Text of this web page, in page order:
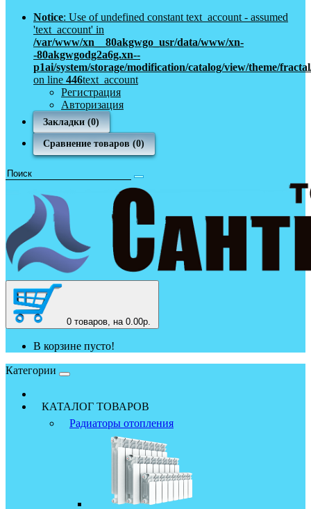
Notice: Use of undefined constant text_account - assumed
'text_account' in
/var/www/xn__80akgwgo_usr/data/www/xn-
-80akgwgodg2a6g.xn--
p1ai/system/storage/modification/catalog/view/theme/
on line 446text_account
Регистрация
Авторизация
Закладки (0)
Сравнение товаров (0)
0 товаров, на 0.00р.
В корзине пусто!
Категории
КАТАЛОГ ТОВАРОВ
Радиаторы отопления